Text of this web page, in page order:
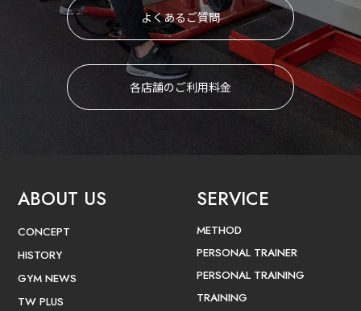
よくあるご質問
各店舗のご利用料金
ABOUT US
CONCEPT
HISTORY
GYM NEWS
TW PLUS
SERVICE
METHOD
PERSONAL TRAINER
PERSONAL TRAINING
TRAINING